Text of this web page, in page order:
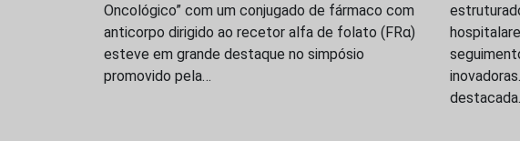
Oncológico” com um conjugado de fármaco com
anticorpo dirigido ao recetor alfa de folato (FRα)
esteve em grande destaque no simpósio
promovido pela…